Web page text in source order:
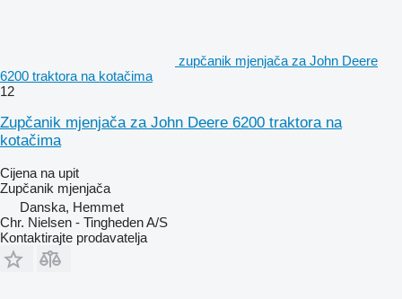
zupčanik mjenjača za John Deere
6200 traktora na kotačima
12
Zupčanik mjenjača za John Deere 6200 traktora na
kotačima
Cijena na upit
Zupčanik mjenjača
Danska, Hemmet
Chr. Nielsen - Tingheden A/S
Kontaktirajte prodavatelja